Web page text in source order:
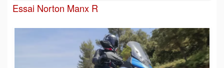
Essai Norton Manx R